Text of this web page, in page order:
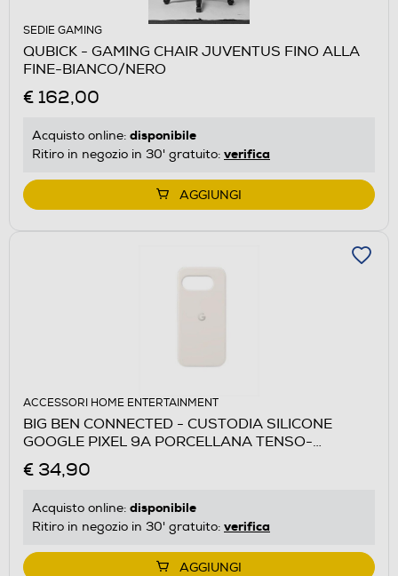
SEDIE GAMING
QUBICK - GAMING CHAIR JUVENTUS FINO ALLA
FINE-BIANCO/NERO
€ 162,00
Acquisto online: disponibile
Ritiro in negozio in 30' gratuito: verifica
AGGIUNGI
ACCESSORI HOME ENTERTAINMENT
BIG BEN CONNECTED - CUSTODIA SILICONE
GOOGLE PIXEL 9A PORCELLANA TENSO-
Porcellana
€ 34,90
Acquisto online: disponibile
Ritiro in negozio in 30' gratuito: verifica
AGGIUNGI